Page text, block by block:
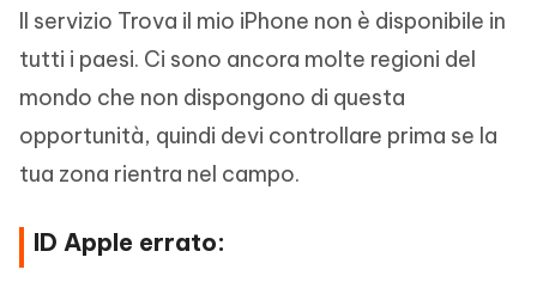
Il servizio Trova il mio iPhone non è disponibile in
tutti i paesi. Ci sono ancora molte regioni del
mondo che non dispongono di questa
opportunità, quindi devi controllare prima se la
tua zona rientra nel campo.
ID Apple errato: